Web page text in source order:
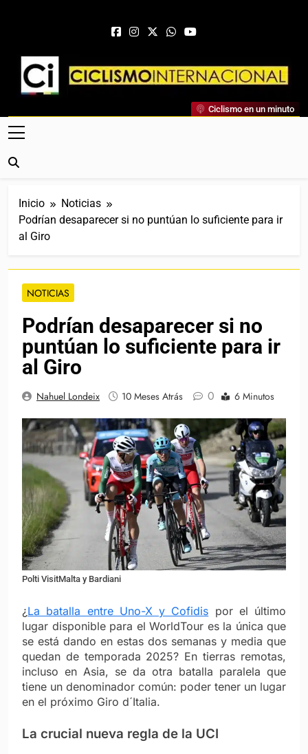
Ciclismo Internacional
Web Dedicada Al Ciclismo Mundial. Entrevistas, Análisis,
Crónicas, Previas Y Más. La Web Ciclista De Referencia.
Ciclismo en un minuto
Inicio
Noticias
Podrían desaparecer si no puntúan lo suficiente para ir
al Giro
NOTICIAS
Podrían desaparecer si no
puntúan lo suficiente para ir
al Giro
Nahuel Londeix 10 Meses Atrás 0 6 Minutos
Polti VisitMalta y Bardiani
¿La batalla entre Uno-X y Cofidis por el último
lugar disponible para el WorldTour es la única que
se está dando en estas dos semanas y media que
quedan de temporada 2025? En tierras remotas,
incluso en Asia, se da otra batalla paralela que
tiene un denominador común: poder tener un lugar
en el próximo Giro d´Italia.
La crucial nueva regla de la UCI